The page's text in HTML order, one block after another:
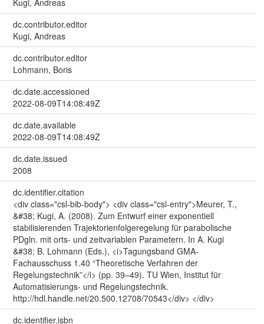
dc.contributor.editor
Kugi, Andreas
dc.contributor.editor
Lohmann, Boris
dc.date.accessioned
2022-08-09T14:08:49Z
dc.date.available
2022-08-09T14:08:49Z
dc.date.issued
2008
dc.identifier.citation
<div class="csl-bib-body"> <div class="csl-entry">Meurer, T.,
&#38; Kugi, A. (2008). Zum Entwurf einer exponentiell
stabilisierenden Trajektorienfolgeregelung für parabolische
PDgln. mit orts- und zeitvariablen Parametern. In A. Kugi
&#38; B. Lohmann (Eds.), <i>Tagungsband GMA-
Fachausschuss 1.40 “Theoretische Verfahren der
Regelungstechnik”</i> (pp. 39–49). TU Wien, Institut für
Automatisierungs- und Regelungstechnik.
http://hdl.handle.net/20.500.12708/70543</div> </div>
dc.identifier.isbn